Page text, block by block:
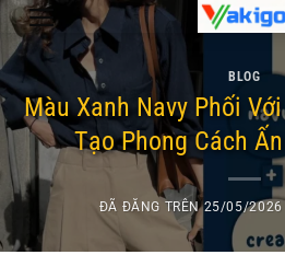
Chuyển
đến
nội
dung
BLOG
Màu Xanh Navy Phối
Tạo Phong Cách
ĐÃ ĐĂNG TRÊN25/05/2026